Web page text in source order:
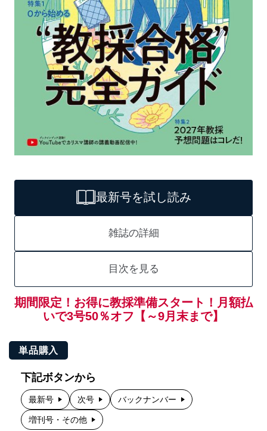
最新号を試し読み
雑誌の詳細
目次を見る
期間限定！お得に教採準備スタート！月額払
いで3号50％オフ【～9月末まで】
単品購入
下記ボタンから
最新号 次号 バックナンバー
増刊号・その他